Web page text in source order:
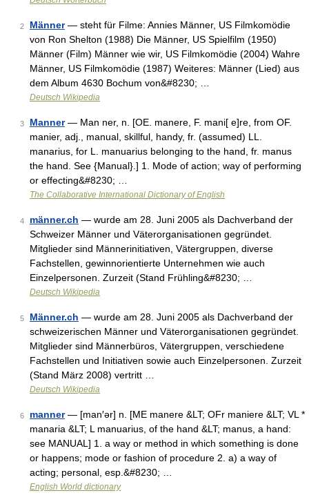
2 Männer— steht für Filme: Annies Männer, US Filmkomödie
von Ron Shelton (1988) Die Männer, US Spielfilm (1950)
Männer (Film) Männer wie wir, US Filmkomödie (2004) Wahre
Männer, US Filmkomödie (1987) Weiteres: Männer (Lied) aus
dem Album 4630 Bochum von&#8230; …
Deutsch Wikipedia
3 Manner— Man ner, n. [OE. manere, F. mani[ e]re, from OF.
manier, adj., manual, skillful, handy, fr. (assumed) LL.
manarius, for L. manuarius belonging to the hand, fr. manus
the hand. See {Manual}.] 1. Mode of action; way of performing
or effecting&#8230; …
The Collaborative International Dictionary of English
4 männer.ch — wurde am 28. Juni 2005 als Dachverband der
Schweizer Männer und Väterorganisationen gegründet.
Mitglieder sind Männerinitiativen, Vätergruppen, diverse
Fachstellen, gewinnorientierte Unternehmen wie auch
Einzelpersonen. Zurzeit (Stand Frühling&#8230; …
Deutsch Wikipedia
5 Männer.ch — wurde am 28. Juni 2005 als Dachverband der
schweizerischen Männer und Väterorganisationen gegründet.
Mitglieder sind Männerbüros, Vätergruppen, verschiedene
Fachstellen und Initiativen sowie auch Einzelpersonen. Zurzeit
(Stand März 2008) vertritt …
Deutsch Wikipedia
6 manner— [man′ər] n. [ME manere &LT; OFr maniere &LT; VL *
manaria &LT; L manuarius, of the hand &LT; manus, a hand:
see MANUAL] 1. a way or method in which something is done
or happens; mode or fashion of procedure 2. a) a way of
acting; personal, esp.&#8230; …
English World dictionary